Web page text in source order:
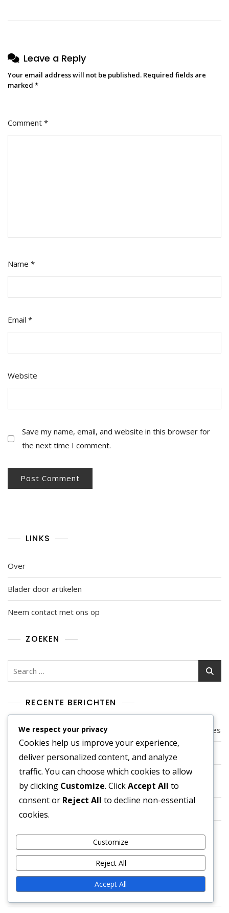
Leave a Reply
Your email address will not be published. Required fields are
marked *
Comment *
Name *
Email *
Website
Save my name, email, and website in this browser for
the next time I comment.
LINKS
Over
Blader door artikelen
Neem contact met ons op
ZOEKEN
Search
RECENTE BERICHTEN
4-4-1-1 Tactische Inzichten: Analyse, Strategieën, Formaties
4-4-1-1 Formatieontwerp: Indeling, Ruimte, Rollen
4-4-1-1 Formatie Uitdagingen: Sterktes, Zwaktes,
Strategieën
4-4-1-1 Tactisch Kader: Principes, Strategieën, Formaties
CATEGORIEËN
Formatie strategieën voor 4-4-1-1
We respect your privacy
Cookies help us improve your experience,
deliver personalized content, and analyze
traffic. You can choose which cookies to allow
by clicking Customize. ClickAccept All to
consent or Reject All to decline non-essential
cookies.
Customize
Reject All
Accept All